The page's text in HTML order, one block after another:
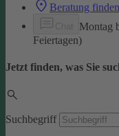
Beratung finden
Montag
Feiertagen)
Jetzt finden, was Sie
Suchbegriff